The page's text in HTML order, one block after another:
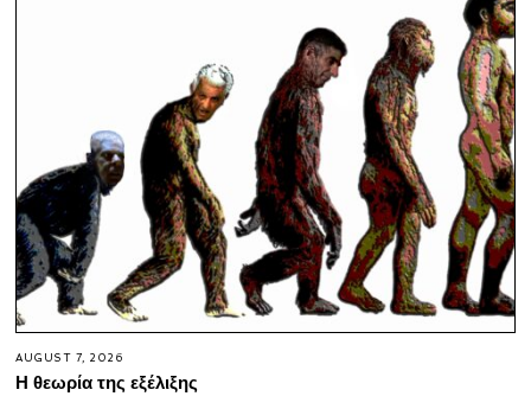
AUGUST 7, 2026
Η θεωρία της εξέλιξης